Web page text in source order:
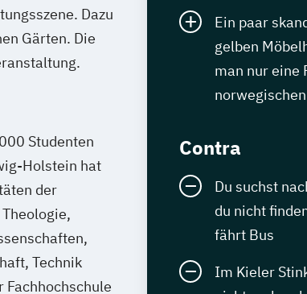
Dazu
Gärten. Die
Studenten
Holstein hat
der
Technik
Ein paar
gelben
man nur eine
Contra
Du suchst
du nicht
fährt Bus
Im Kieler